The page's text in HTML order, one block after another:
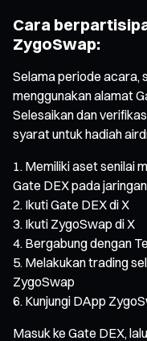
Cara
ZygoSwap:
Selama periode acara,
menggunakan alamat
Selesaikan dan
syarat untuk hadiah
Memiliki aset senilai
Gate DEX pada
Ikuti Gate DEX di X
Ikuti ZygoSwap di X
Bergabung dengan
Melakukan trading
ZygoSwap
Kunjungi DApp
Masuk ke Gate DEX,